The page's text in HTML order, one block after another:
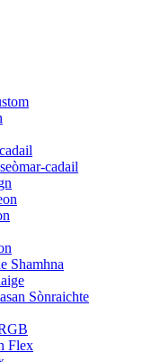
cadail
Shamhna
Sònraichte
Flex